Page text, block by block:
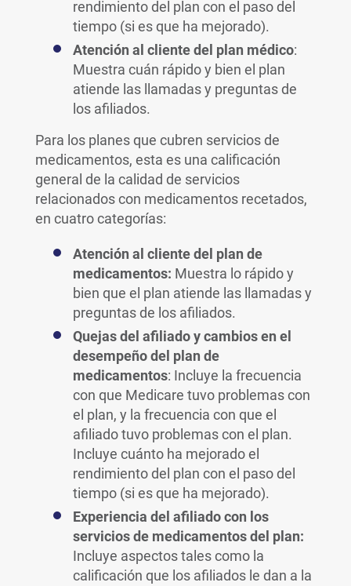
rendimiento del plan con el paso del
tiempo (si es que ha mejorado).
Atención al cliente del plan médico:
Muestra cuán rápido y bien el plan
atiende las llamadas y preguntas de
los afiliados.
Para los planes que cubren servicios de
medicamentos, esta es una calificación
general de la calidad de servicios
relacionados con medicamentos recetados,
en cuatro categorías:
Atención al cliente del plan de
medicamentos: Muestra lo rápido y
bien que el plan atiende las llamadas y
preguntas de los afiliados.
Quejas del afiliado y cambios en el
desempeño del plan de
medicamentos: Incluye la frecuencia
con que Medicare tuvo problemas con
el plan, y la frecuencia con que el
afiliado tuvo problemas con el plan.
Incluye cuánto ha mejorado el
rendimiento del plan con el paso del
tiempo (si es que ha mejorado).
Experiencia del afiliado con los
servicios de medicamentos del plan:
Incluye aspectos tales como la
calificación que los afiliados le dan a la